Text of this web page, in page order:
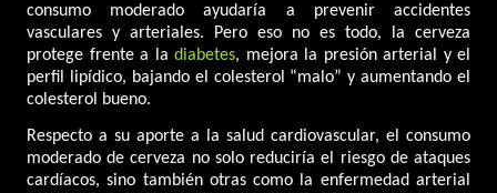
consumo moderado ayudaría a prevenir accidentes
vasculares y arteriales. Pero eso no es todo, la cerveza
protege frente a la diabetes, mejora la presión arterial y el
perfil lipídico, bajando el colesterol “malo” y aumentando el
colesterol bueno.
Respecto a su aporte a la salud cardiovascular, el consumo
moderado de cerveza no solo reduciría el riesgo de ataques
cardíacos, sino también otras como la enfermedad arterial